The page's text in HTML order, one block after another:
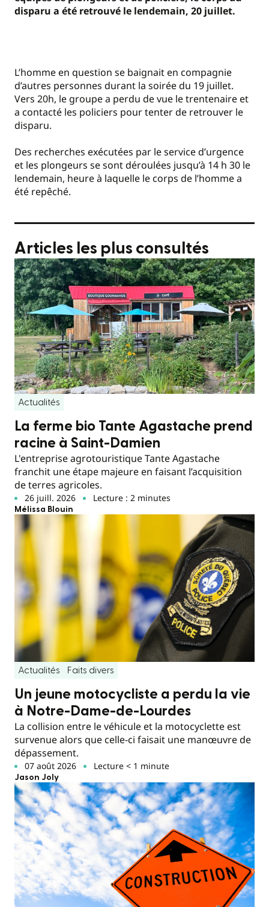
disparu a été retrouvé le lendemain, 20 juillet.
L’homme en question se baignait en compagnie
d’autres personnes durant la soirée du 19 juillet.
Vers 20h, le groupe a perdu de vue le trentenaire et
a contacté les policiers pour tenter de retrouver le
disparu.
Des recherches exécutées par le service d’urgence
et les plongeurs se sont déroulées jusqu’à 14 h 30 le
lendemain, heure à laquelle le corps de l’homme a
été repêché.
Articles les plus consultés
Actualités
La ferme bio Tante Agastache prend
racine à Saint-Damien
L'entreprise agrotouristique Tante Agastache
franchit une étape majeure en faisant l’acquisition
de terres agricoles.
26 juill. 2026 Lecture : 2 minutes
Mélissa Blouin
Actualités Faits divers
Un jeune motocycliste a perdu la vie
à Notre-Dame-de-Lourdes
La collision entre le véhicule et la motocyclette est
survenue alors que celle-ci faisait une manœuvre de
dépassement.
07 août 2026 Lecture < 1 minute
Jason Joly